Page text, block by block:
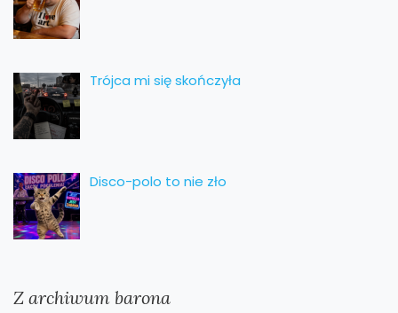
Trójca mi się skończyła
Disco-polo to nie zło
Z archiwum barona